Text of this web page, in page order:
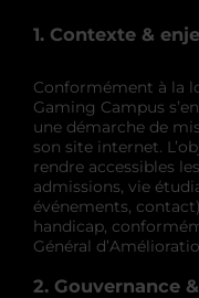
1. Contexte &
Conformément à la
Gaming Campus
une démarche de
son site internet.
rendre accessibles
admissions, vie
événements,
handicap,
Général
2. Gouvernance